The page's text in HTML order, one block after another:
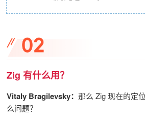
Zig 有什么用？
Vitaly Bragilevsky： 那么 Zig 现在的定
么问题？